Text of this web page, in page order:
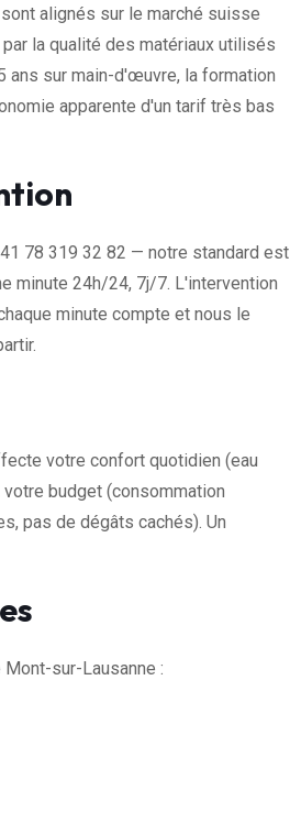
alignés sur le marché suisse
la qualité des matériaux utilisés
ans sur main-d'œuvre, la formation
apparente d'un tarif très bas
78 319 32 82 — notre standard est
minute 24h/24, 7j/7. L'intervention
minute compte et nous le
votre confort quotidien (eau
budget (consommation
pas de dégâts cachés). Un
sur-Lausanne :